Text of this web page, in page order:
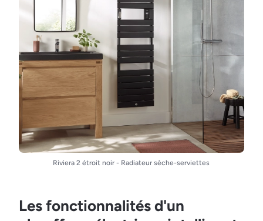
Riviera 2 étroit noir - Radiateur sèche-serviettes
Les fonctionnalités d'un